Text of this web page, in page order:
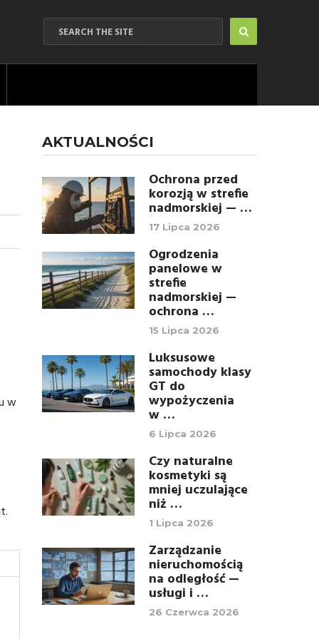
w
AKTUALNOŚCI
Ochrona przed
korozją w strefie
nadmorskiej — …
17 Lipca 2026
Ogrodzenia
panelowe w
strefie
nadmorskiej —
ochrona …
15 Lipca 2026
Luksusowe
samochody klasy
GT do
wypożyczenia
w …
6 Lipca 2026
Czy naturalne
kosmetyki są
mniej uczulające
niż …
1 Lipca 2026
Zarządzanie
nieruchomością
na odległość —
usługi i …
26 Czerwca 2026